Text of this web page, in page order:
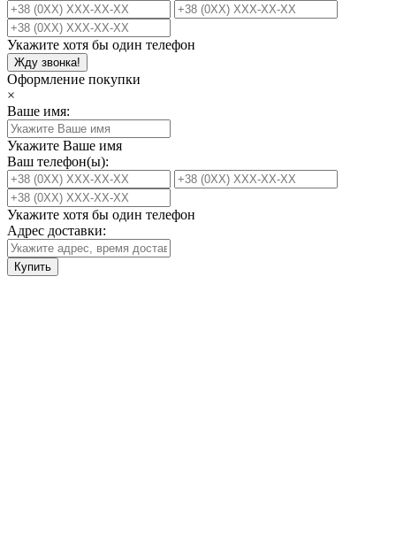
Укажите хотя бы один телефон
Жду звонка!
Оформление покупки
×
Ваше имя:
Укажите Ваше имя
Ваш телефон(ы):
Укажите хотя бы один телефон
Адрес доставки:
Купить